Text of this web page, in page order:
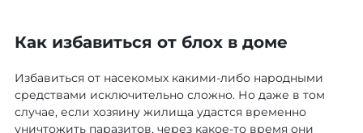
Как избавиться от блох в доме
Избавиться от насекомых какими-либо народными
средствами исключительно сложно. Но даже в том
случае, если хозяину жилища удастся временно
уничтожить паразитов, через какое-то время они